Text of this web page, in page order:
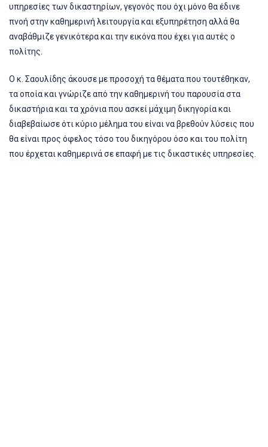
υπηρεσίες των δικαστηρίων, γεγονός που όχι μόνο θα έδινε
πνοή στην καθημερινή λειτουργία και εξυπηρέτηση αλλά θα
αναβάθμιζε γενικότερα και την εικόνα που έχει για αυτές ο
πολίτης.
Ο κ. Σαουλίδης άκουσε με προσοχή τα θέματα που τουτέθηκαν,
τα οποία και γνώριζε από την καθημερινή του παρουσία στα
δικαστήρια και τα χρόνια που ασκεί μάχιμη δικηγορία και
διαβεβαίωσε ότι κύριο μέλημα του είναι να βρεθούν λύσεις που
θα είναι προς όφελος τόσο του δικηγόρου όσο και του πολίτη
που έρχεται καθημερινά σε επαφή με τις δικαστικές υπηρεσίες.